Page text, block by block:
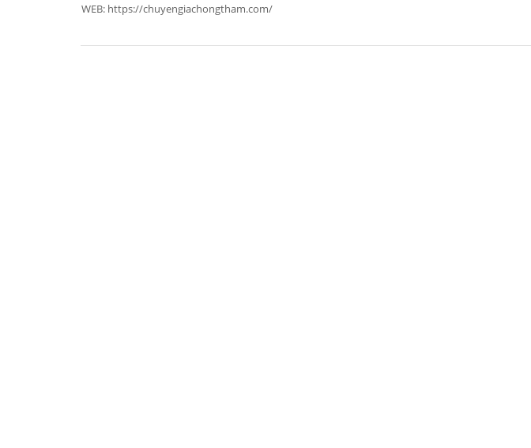
WEB: https://chuyengiachongtham.com/